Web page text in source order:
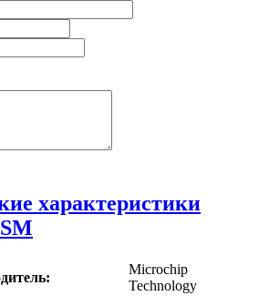
характеристики
Microchip
Technology